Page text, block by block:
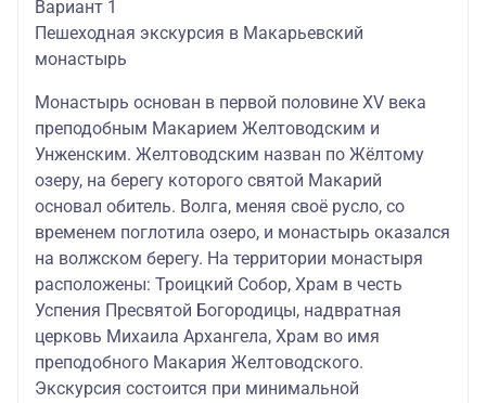
Вариант 1
Пешеходная экскурсия в Макарьевский
монастырь
Монастырь основан в первой половине XV века
преподобным Макарием Желтоводским и
Унженским. Желтоводским назван по Жёлтому
озеру, на берегу которого святой Макарий
основал обитель. Волга, меняя своё русло, со
временем поглотила озеро, и монастырь оказался
на волжском берегу. На территории монастыря
расположены: Троицкий Собор, Храм в честь
Успения Пресвятой Богородицы, надвратная
церковь Михаила Архангела, Храм во имя
преподобного Макария Желтоводского.
Экскурсия состоится при минимальной